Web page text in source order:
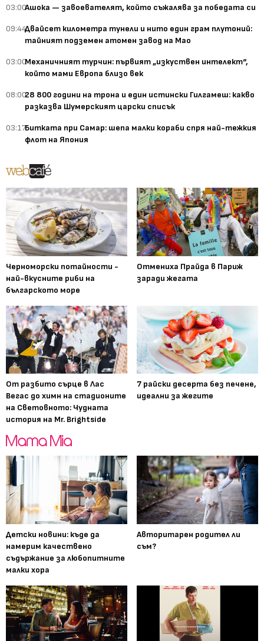
03:00Ашока — завоевателят, който съжалява за победата си
09:44Двайсет километра тунели и нито един грам плутоний:
тайният подземен атомен завод на Мао
03:00Механичният турчин: първият „изкуствен интелект“,
който мами Европа близо век
08:0028 800 години на трона и един истински Гилгамеш: какво
разказва Шумерският царски списък
03:17Битката при Самар: шепа малки кораби спря най-тежкия
флот на Япония
Черноморски потайности -
най-вкусните риби на
българското море
Отмениха Прайда в Париж
заради жегата
От разбито сърце в Лас
Вегас до химн на стадионите
на Световното: Чудната
история на Mr. Brightside
7 райски десерта без печене,
идеални за жегите
Детски новини: къде да
намерим качествено
съдържание за любопитните
малки хора
Авторитарен родител ли
съм?